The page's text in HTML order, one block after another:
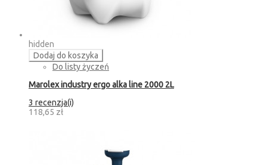
hidden
Dodaj do koszyka
Do listy życzeń
Marolex industry ergo alka line 2000 2L
3 recenzja(i)
118,65 zł